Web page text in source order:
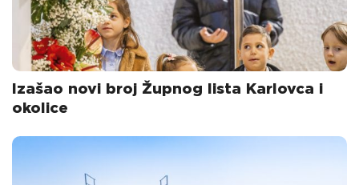
Izašao novi broj Župnog lista Karlovca i
okolice